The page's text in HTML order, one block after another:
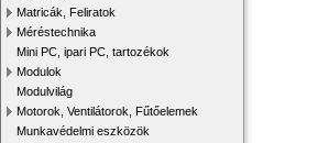
Matricák, Feliratok
Méréstechnika
Mini PC, ipari PC, tartozékok
Modulok
Modulvilág
Motorok, Ventilátorok, Fűtőelemek
Munkavédelmi eszközök